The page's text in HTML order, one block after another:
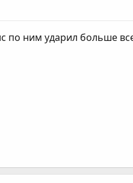
по ним ударил больше